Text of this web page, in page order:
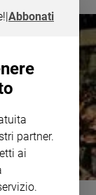
|Abbonati
partner.
ai